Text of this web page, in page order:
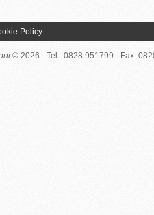
Policy
© 2026 - Tel.: 0828 951799 - Fax: